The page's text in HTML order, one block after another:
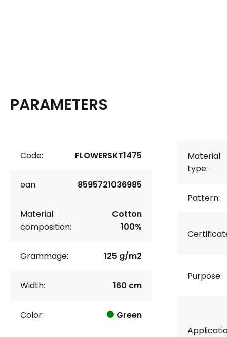
PARAMETERS
Code: FLOWERSKT1475
ean: 8595721036985
Material
composition:
Cotton
100%
Grammage: 125 g/m2
Width: 160 cm
Color: Green
Material
type:
Pattern:
Purpose: